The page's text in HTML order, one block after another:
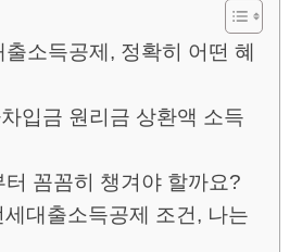
소득공제, 정확히 어떤 혜
입금 원리금 상환액 소득
터 꼼꼼히 챙겨야 할까요?
대출소득공제 조건, 나는